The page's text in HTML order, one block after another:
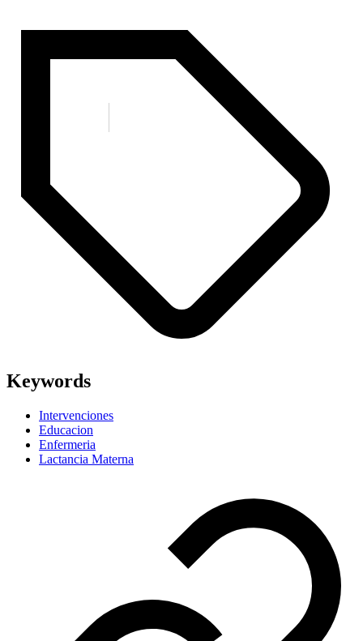
Keywords
Intervenciones
Educacion
Enfermeria
Lactancia Materna